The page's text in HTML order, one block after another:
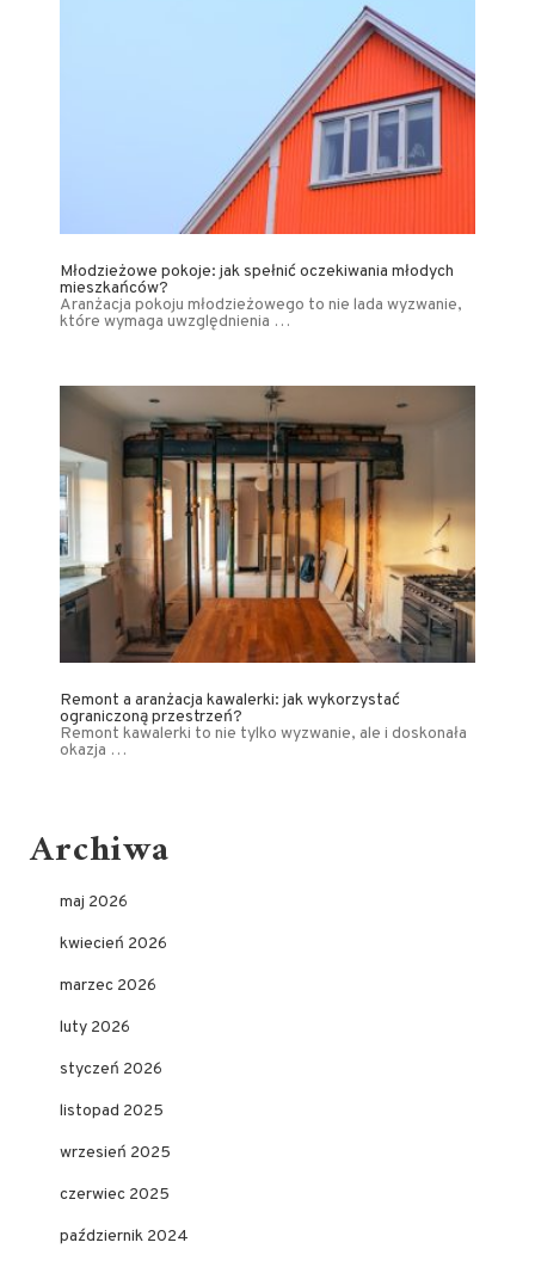
Młodzieżowe pokoje: jak spełnić oczekiwania młodych
mieszkańców?
Aranżacja pokoju młodzieżowego to nie lada wyzwanie,
które wymaga uwzględnienia …
Remont a aranżacja kawalerki: jak wykorzystać
ograniczoną przestrzeń?
Remont kawalerki to nie tylko wyzwanie, ale i doskonała
okazja …
Archiwa
maj 2026
kwiecień 2026
marzec 2026
luty 2026
styczeń 2026
listopad 2025
wrzesień 2025
czerwiec 2025
październik 2024